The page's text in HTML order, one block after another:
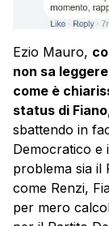
Ezio Mauro,
non sa leggere
come è
status di
sbattendo in
Democratico e
problema sia il
come Renzi,
per mero